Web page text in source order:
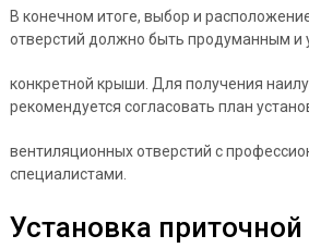
В конечном итоге, выбор и
отверстий должно быть продуманным и
конкретной крыши. Для получения
рекомендуется согласовать план
вентиляционных отверстий с
специалистами.
Установка